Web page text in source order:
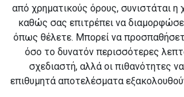
από χρηματικούς όρους, συνιστάται η
καθώς σας επιτρέπει να
όπως θέλετε. Μπορεί να
όσο το δυνατόν περισσότερες
σχεδιαστή, αλλά οι πιθανότητες
επιθυμητά αποτελέσματα